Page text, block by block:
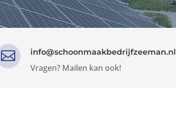
 info@schoonmaakbedrijfzeeman.nl
Vragen? Mailen kan ook!